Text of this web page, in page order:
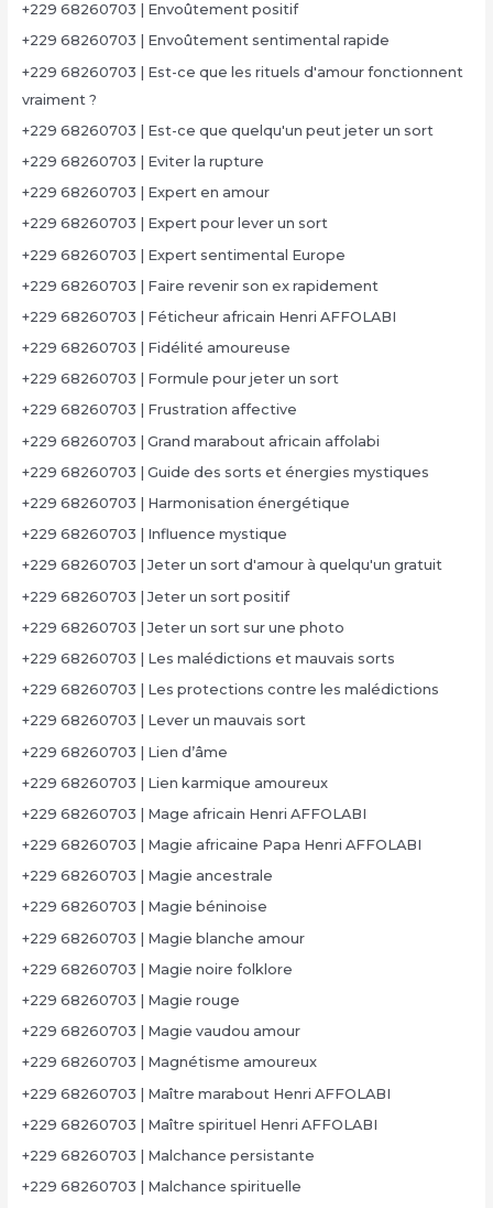
+229 68260703 | Envoûtement positif
+229 68260703 | Envoûtement sentimental rapide
+229 68260703 | Est-ce que les rituels d'amour fonctionnent
vraiment ?
+229 68260703 | Est-ce que quelqu'un peut jeter un sort
+229 68260703 | Eviter la rupture
+229 68260703 | Expert en amour
+229 68260703 | Expert pour lever un sort
+229 68260703 | Expert sentimental Europe
+229 68260703 | Faire revenir son ex rapidement
+229 68260703 | Féticheur africain Henri AFFOLABI
+229 68260703 | Fidélité amoureuse
+229 68260703 | Formule pour jeter un sort
+229 68260703 | Frustration affective
+229 68260703 | Grand marabout africain affolabi
+229 68260703 | Guide des sorts et énergies mystiques
+229 68260703 | Harmonisation énergétique
+229 68260703 | Influence mystique
+229 68260703 | Jeter un sort d'amour à quelqu'un gratuit
+229 68260703 | Jeter un sort positif
+229 68260703 | Jeter un sort sur une photo
+229 68260703 | Les malédictions et mauvais sorts
+229 68260703 | Les protections contre les malédictions
+229 68260703 | Lever un mauvais sort
+229 68260703 | Lien d’âme
+229 68260703 | Lien karmique amoureux
+229 68260703 | Mage africain Henri AFFOLABI
+229 68260703 | Magie africaine Papa Henri AFFOLABI
+229 68260703 | Magie ancestrale
+229 68260703 | Magie béninoise
+229 68260703 | Magie blanche amour
+229 68260703 | Magie noire folklore
+229 68260703 | Magie rouge
+229 68260703 | Magie vaudou amour
+229 68260703 | Magnétisme amoureux
+229 68260703 | Maître marabout Henri AFFOLABI
+229 68260703 | Maître spirituel Henri AFFOLABI
+229 68260703 | Malchance persistante
+229 68260703 | Malchance spirituelle